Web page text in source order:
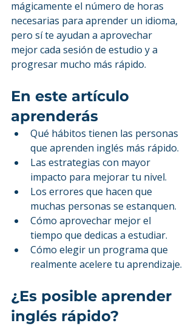
mágicamente el número de horas
necesarias para aprender un idioma,
pero sí te ayudan a aprovechar
mejor cada sesión de estudio y a
progresar mucho más rápido.
En este artículo
aprenderás
Qué hábitos tienen las personas
que aprenden inglés más rápido.
Las estrategias con mayor
impacto para mejorar tu nivel.
Los errores que hacen que
muchas personas se estanquen.
Cómo aprovechar mejor el
tiempo que dedicas a estudiar.
Cómo elegir un programa que
realmente acelere tu aprendizaje.
¿Es posible aprender
inglés rápido?